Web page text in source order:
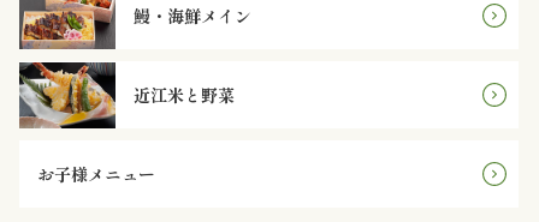
～
3,999
円
4,000
鰻・海鮮メイン
近江米と野菜
お子様メニュー